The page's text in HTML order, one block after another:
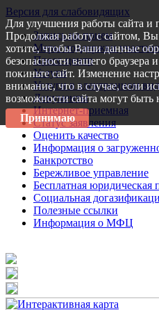
Версия для слабовидящих
Запись на прием
Меры поддержки
Пресс-центр
Услуги
Услуги в электронном
Документы
Интернет-приемная
Статус заявления
Оценить качество
Информация о
Банкротство
Бережливое управление
Бесплатная юридическая
Социальная
Полезные ссылки
Информация о МФЦ
Для улучшения работы сайта
Продолжая работу с сайтом,
хотите, чтобы Ваши данные
безопасности вашего браузера
покиньте сайт. Изменение
внимание, что в случае, если
возможности сайта могут быть
Принимаю